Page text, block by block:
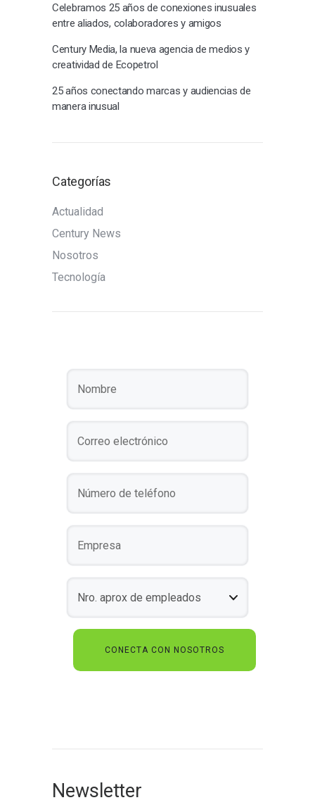
Celebramos 25 años de conexiones inusuales
entre aliados, colaboradores y amigos
Century Media, la nueva agencia de medios y
creatividad de Ecopetrol
25 años conectando marcas y audiencias de
manera inusual
Categorías
Actualidad
Century News
Nosotros
Tecnología
Newsletter